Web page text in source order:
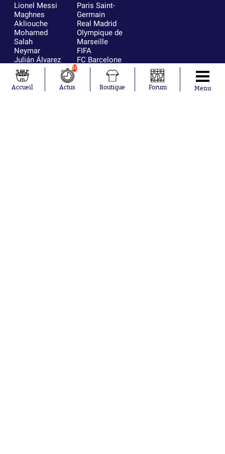
Lionel Messi
Maghnes
Akliouche
Mohamed
Salah
Neymar
Julián Álvarez
Ferrán Torres
Kilian Corredor
Franco
Paris Saint-
Germain
Real Madrid
Olympique de
Marseille
FIFA
FC Barcelone
Argentine
Olympique
lyonnais
Accueil
10
Actus Boutique Forum Menu